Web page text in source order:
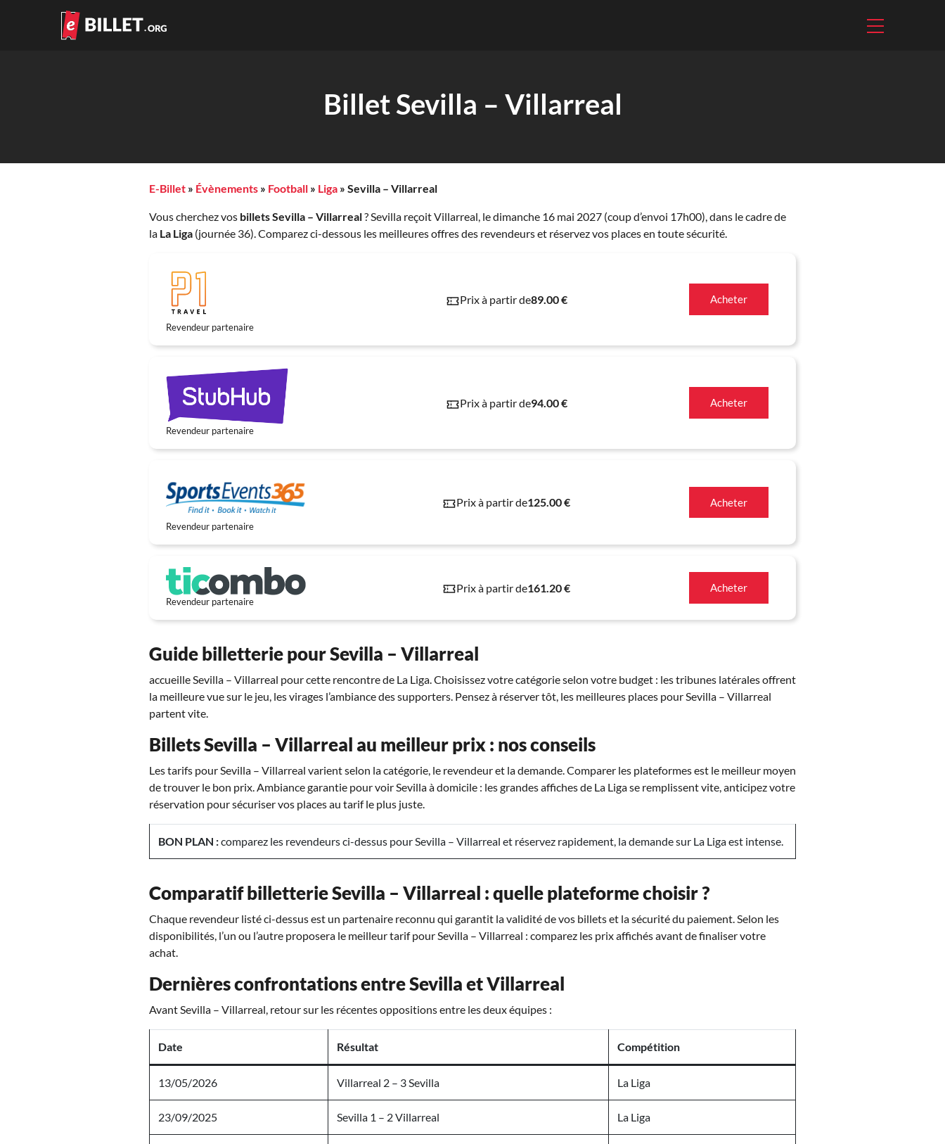
Billet Sevilla – Villarreal
E-Billet » Évènements » Football » Liga » Sevilla – Villarreal
Vous cherchez vos billets Sevilla – Villarreal? Sevilla reçoit Villarreal, le dimanche 16 mai 2027 (coup d’envoi 17h00), dans le cadre de
la La Liga (journée 36). Comparez ci-dessous les meilleures offres des revendeurs et réservez vos places en toute sécurité.
Revendeur partenaire
Prix à partir de89.00 € Acheter
Revendeur partenaire
Prix à partir de94.00 € Acheter
Revendeur partenaire
Prix à partir de125.00 € Acheter
Revendeur partenaire
Prix à partir de161.20 € Acheter
Guide billetterie pour Sevilla – Villarreal
accueille Sevilla – Villarreal pour cette rencontre de La Liga. Choisissez votre catégorie selon votre budget : les tribunes latérales offrent
la meilleure vue sur le jeu, les virages l’ambiance des supporters. Pensez à réserver tôt, les meilleures places pour Sevilla – Villarreal
partent vite.
Billets Sevilla – Villarreal au meilleur prix : nos conseils
Les tarifs pour Sevilla – Villarreal varient selon la catégorie, le revendeur et la demande. Comparer les plateformes est le meilleur moyen
de trouver le bon prix. Ambiance garantie pour voir Sevilla à domicile : les grandes affiches de La Liga se remplissent vite, anticipez votre
réservation pour sécuriser vos places au tarif le plus juste.
BON PLAN :comparez les revendeurs ci-dessus pour Sevilla – Villarreal et réservez rapidement, la demande sur La Liga est intense.
Comparatif billetterie Sevilla – Villarreal : quelle plateforme choisir ?
Chaque revendeur listé ci-dessus est un partenaire reconnu qui garantit la validité de vos billets et la sécurité du paiement. Selon les
disponibilités, l’un ou l’autre proposera le meilleur tarif pour Sevilla – Villarreal : comparez les prix affichés avant de finaliser votre
achat.
Dernières confrontations entre Sevilla et Villarreal
Avant Sevilla – Villarreal, retour sur les récentes oppositions entre les deux équipes :
Date Résultat Compétition
13/05/2026 Villarreal 2 – 3 Sevilla La Liga
23/09/2025 Sevilla 1 – 2 Villarreal La Liga